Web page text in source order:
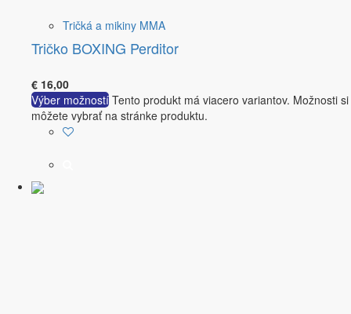
Tričká a mikiny MMA
Tričko BOXING Perditor
€ 16,00
Výber možností Tento produkt má viacero variantov. Možnosti si
môžete vybrať na stránke produktu.